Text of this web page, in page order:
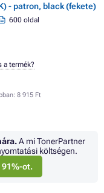
- patron, black (fekete)
600 oldal
8 915 Ft
a termék?
A mi TonerPartner
költségen.
91%-ot.